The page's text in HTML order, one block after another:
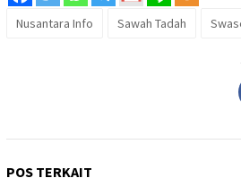
Nusantara Info Sawah Tadah
POS TERKAIT